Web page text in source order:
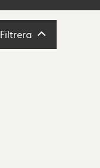
Filtrera Filtrera